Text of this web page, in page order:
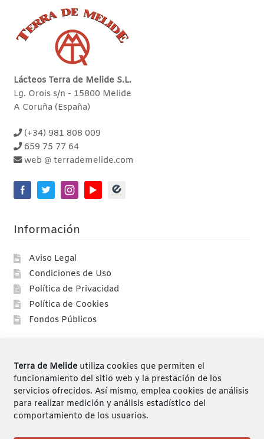
Terra de Melide utiliza cookies que permiten el
funcionamiento del sitio web y la prestación de los
servicios ofrecidos. Así mismo, emplea cookies de análisis
para realizar medición y análisis estadístico del
comportamiento de los usuarios.
Lácteos Terra de Melide S.L.
Lg. Orois s/n - 15800 Melide
A Coruña (España)
(+34) 981 808 009
659 75 77 64
web @ terrademelide.com
Información
Aviso Legal
Condiciones de Uso
Política de Privacidad
Política de Cookies
Fondos Públicos
Compra segura
Envíos
Devoluciones